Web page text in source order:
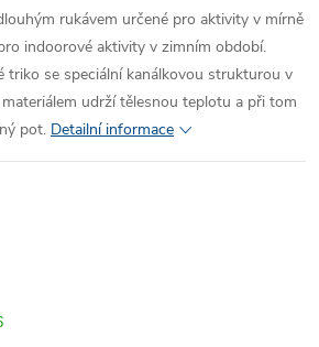
rukávem určené pro aktivity v mírně
indoorové aktivity v zimním období.
triko se speciální kanálkovou strukturou v
udrží tělesnou teplotu a při tom
pot. Detailní informace